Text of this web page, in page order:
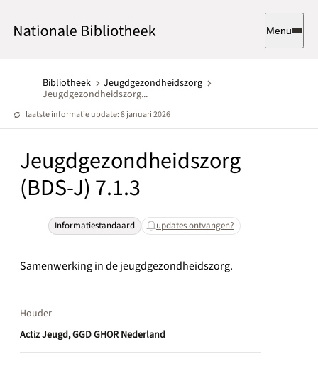
Menu
Bibliotheek
Jeugdgezondheidszorg
Jeugdgezondheidszorg...
laatste informatie update: 8 januari 2026
Jeugdgezondheidszorg
(BDS-J) 7.1.3
Informatiestandaard updates ontvangen?
Samenwerking in de jeugdgezondheidszorg.
Houder
Actiz Jeugd, GGD GHOR Nederland